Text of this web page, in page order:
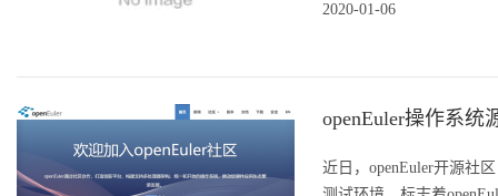
2020-01-06
openEuler操作系统
近日，openEuler开源社